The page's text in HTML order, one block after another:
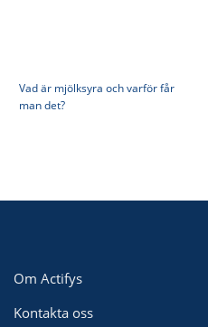
Vad är mjölksyra och varför får
man det?
Om Actifys
Kontakta oss